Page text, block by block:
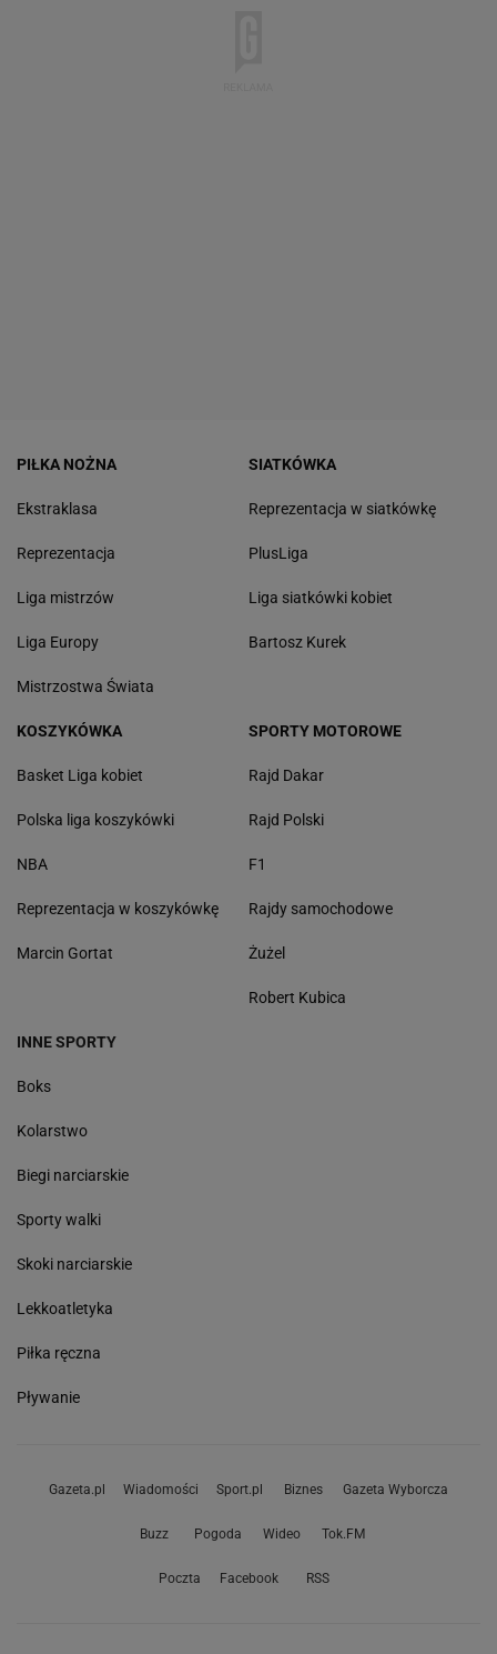
PIŁKA NOŻNA
Ekstraklasa
Reprezentacja
Liga mistrzów
Liga Europy
Mistrzostwa Świata
SIATKÓWKA
Reprezentacja w siatkówkę
PlusLiga
Liga siatkówki kobiet
Bartosz Kurek
KOSZYKÓWKA
Basket Liga kobiet
Polska liga koszykówki
NBA
Reprezentacja w koszykówkę
Marcin Gortat
SPORTY MOTOROWE
Rajd Dakar
Rajd Polski
F1
Rajdy samochodowe
Żużel
Robert Kubica
INNE SPORTY
Boks
Kolarstwo
Biegi narciarskie
Sporty walki
Skoki narciarskie
Lekkoatletyka
Piłka ręczna
Pływanie
Gazeta.pl Wiadomości Sport.pl Biznes Gazeta Wyborcza
Buzz Pogoda Wideo Tok.FM
Poczta Facebook RSS